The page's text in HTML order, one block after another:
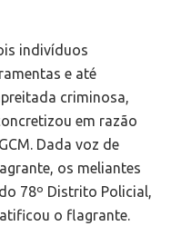
indivíduos
e até
criminosa,
em razão
Dada voz de
os meliantes
78º Distrito Policial,
o flagrante.